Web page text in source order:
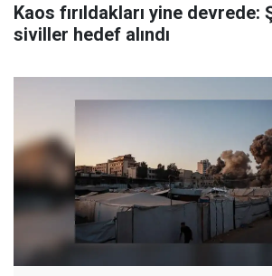
Kaos fırıldakları yine devrede:
siviller hedef alındı